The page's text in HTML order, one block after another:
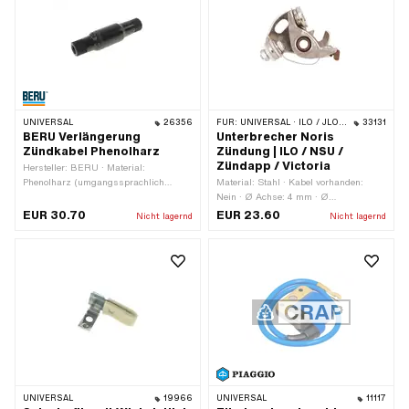
Gesamthöhe: 40 mm · NSU OEM-Nr.:
33-17-00-902 · BOSCH OEM-Nr.: 1
237 330 821
UNIVERSAL 26356
BERU Verlängerung
Zündkabel Phenolharz
Hersteller: BERU · Material:
Phenolharz (umgangssprachlich
· Ø Kabel: 7 mm ·
EUR 30.70 Nicht lagernd
FÜR: UNIVERSAL · ILO / JLO · VICTORIA · ZÜNDAPP 33131
Unterbrecher Noris
Zündung | ILO / NSU /
Zündapp / Victoria
Material: Stahl · Kabel vorhanden:
Nein · Ø Achse: 4 mm · Ø
Befestigungsloch: 4.5 mm · Anzahl
EUR 23.60 Nicht lagernd
UNIVERSAL 19966 UNIVERSAL 11117